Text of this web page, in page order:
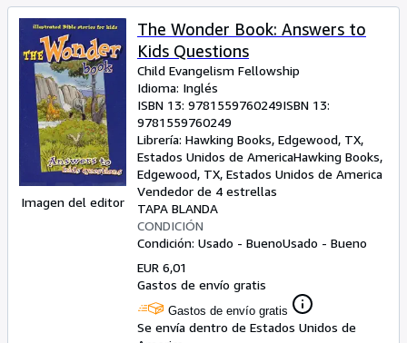
Imagen del editor
The Wonder Book: Answers to
Kids Questions
Child Evangelism Fellowship
Idioma: Inglés
ISBN 13: 9781559760249ISBN 13:
9781559760249
Librería: Hawking Books, Edgewood, TX,
Estados Unidos de AmericaHawking Books,
Edgewood, TX, Estados Unidos de America
Vendedor de 4 estrellas
TAPA BLANDA
CONDICIÓN
Condición: Usado - BuenoUsado - Bueno
EUR 6,01
Gastos de envío gratis
Gastos de envío gratis
Se envía dentro de Estados Unidos de